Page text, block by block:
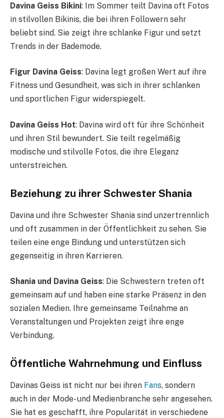
Davina Geiss Bikini: Im Sommer teilt Davina oft Fotos
in stilvollen Bikinis, die bei ihren Followern sehr
beliebt sind. Sie zeigt ihre schlanke Figur und setzt
Trends in der Bademode.
Figur Davina Geiss: Davina legt großen Wert auf ihre
Fitness und Gesundheit, was sich in ihrer schlanken
und sportlichen Figur widerspiegelt.
Davina Geiss Hot: Davina wird oft für ihre Schönheit
und ihren Stil bewundert. Sie teilt regelmäßig
modische und stilvolle Fotos, die ihre Eleganz
unterstreichen.
Beziehung zu ihrer Schwester Shania
Davina und ihre Schwester Shania sind unzertrennlich
und oft zusammen in der Öffentlichkeit zu sehen. Sie
teilen eine enge Bindung und unterstützen sich
gegenseitig in ihren Karrieren.
Shania und Davina Geiss: Die Schwestern treten oft
gemeinsam auf und haben eine starke Präsenz in den
sozialen Medien. Ihre gemeinsame Teilnahme an
Veranstaltungen und Projekten zeigt ihre enge
Verbindung.
Öffentliche Wahrnehmung und Einfluss
Davinas Geiss ist nicht nur bei ihren Fans, sondern
auch in der Mode- und Medienbranche sehr angesehen.
Sie hat es geschafft, ihre Popularität in verschiedene